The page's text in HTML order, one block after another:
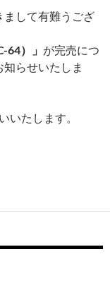
まして有難うござ
64）」 が完売につ
らせいたしま
いたします。